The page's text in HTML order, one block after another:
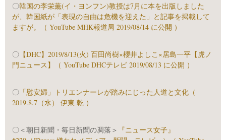
〇韓国の李栄薫(イ・ヨンフン)教授は7月に本を出版しました
が、韓国紙が「表現の自由は危機を迎えた」と記事を掲載して
ますが。（ YouTube MHK報道局 2019/08/14 に公開 ）
〇 【DHC】2019/8/13(火) 百田尚樹×櫻井よしこ×居島一平【虎ノ
門ニュース】（ YouTube DHCテレビ 2019/08/13 に公開 ）
〇 「慰安婦」トリエンナーレが踏みにじった人道と文化（
2019.8.7（水） 伊東 乾 ）
〇＜朝日新聞・毎日新聞の凋落＞
『ニュース女子』